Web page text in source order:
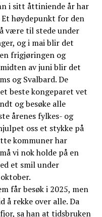
i sitt åttiniende år har
høydepunkt for den
være til stede under
og i mai blir det
frigjøringen og
av juni blir det
og Svalbard. De
beste kongeparet vet
og besøke alle
årenes fylkes- og
oss et stykke på
kommuner har
vi nok holde på en
et smil under
får besøk i 2025, men
rekke over alle. Da
sa han at tidsbruken